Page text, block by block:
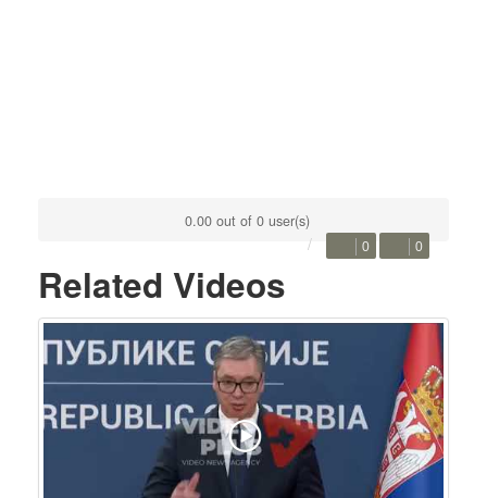
0.00 out of 0 user(s)
0 0
Related Videos